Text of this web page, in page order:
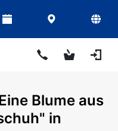
Blume aus
in